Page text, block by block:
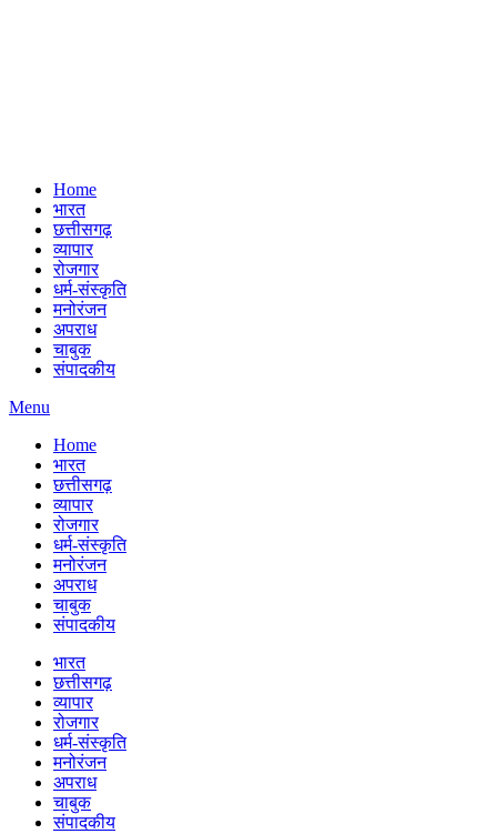
Home
भारत
छत्तीसगढ़
व्यापार
रोजगार
धर्म-संस्कृति
मनोरंजन
अपराध
चाबुक
संपादकीय
Menu
Home
भारत
छत्तीसगढ़
व्यापार
रोजगार
धर्म-संस्कृति
मनोरंजन
अपराध
चाबुक
संपादकीय
भारत
छत्तीसगढ़
व्यापार
रोजगार
धर्म-संस्कृति
मनोरंजन
अपराध
चाबुक
संपादकीय